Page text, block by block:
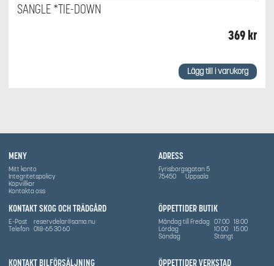
SANGLE *TIE-DOWN
369kr
Lägg till i varukorg
MENY
Mitt konto
Integritetspolicy
Köpvillkor
Kontakta oss
ÖPPETTIDER BUTIK
Måndag till Fredag 07:00 18:00
Lördag
10:00
15:00
Söndag
Stängt
ÖPPETTIDER VERKSTAD
ADRESS
Fyrisborgsgatan 5
75450
Uppsala
KONTAKT SKOG OCH TRÄDGÅRD
E-Post
reservdelar@sama.nu
Telefon 018-65 30 60
KONTAKT BILFÖRSÄLJNING